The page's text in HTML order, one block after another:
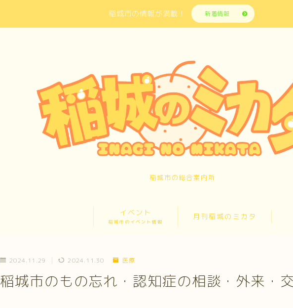
稲城市の情報が満載！ 新着情報
稲城市の総合案内所
イベント
稲城市のイベント情報
月刊稲城のミカタ
2024.11.29 2024.11.30 医療
稲城市のもの忘れ・認知症の相談・外来・